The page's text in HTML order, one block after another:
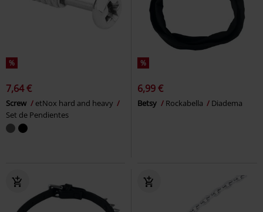
%
7,64 €
Screw
etNox hard and heavy
Set de Pendientes
%
6,99 €
Betsy Rockabella Diadema